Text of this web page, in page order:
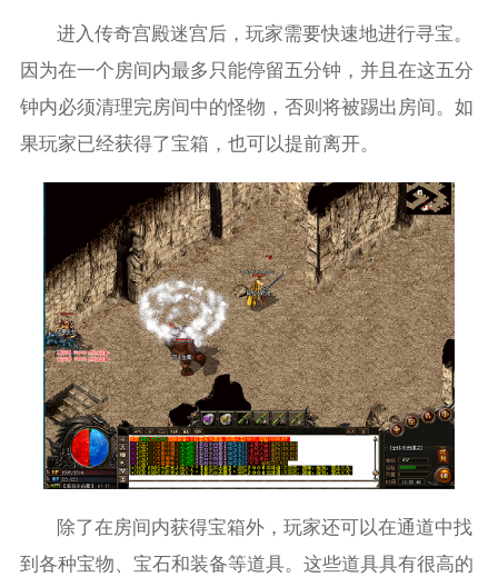
进入传奇宫殿迷宫后，玩家需要快速地进行寻宝。
因为在一个房间内最多只能停留五分钟，并且在这五分
钟内必须清理完房间中的怪物，否则将被踢出房间。如
果玩家已经获得了宝箱，也可以提前离开。
除了在房间内获得宝箱外，玩家还可以在通道中找
到各种宝物、宝石和装备等道具。这些道具具有很高的